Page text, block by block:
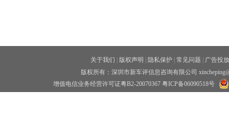
关于我们 版权声明 隐私保护 常见问题
广告投放
版权所有：深圳市新车评信息咨询有限公司
增值电信业务经营许可证粤B2-20070367 粤ICP备06090518号